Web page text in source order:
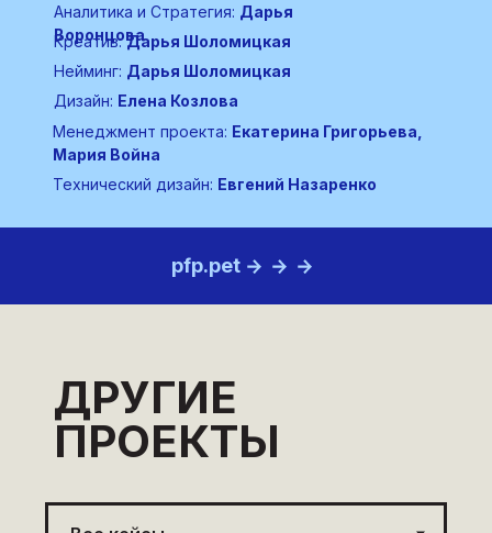
Аналитика и Стратегия: Дарья
Воронцова
Креатив:Дарья Шоломицкая
Нейминг: Дарья Шоломицкая
Дизайн: Елена Козлова
Менеджмент проекта: Екатерина Григорьева,
Мария Война
Технический дизайн: Евгений Назаренко
pfp.pet
ДРУГИЕ
ПРОЕКТЫ